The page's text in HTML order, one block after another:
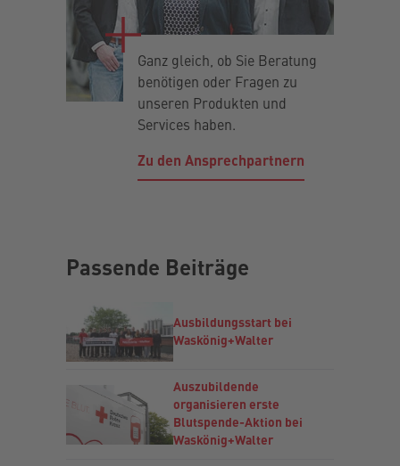
Ganz gleich, ob Sie Beratung
benötigen oder Fragen zu
unseren Produkten und
Services haben.
Zu den Ansprechpartnern
Passende Beiträge
Ausbildungsstart bei
Waskönig+Walter
Auszubildende
organisieren erste
Blutspende-Aktion bei
Waskönig+Walter